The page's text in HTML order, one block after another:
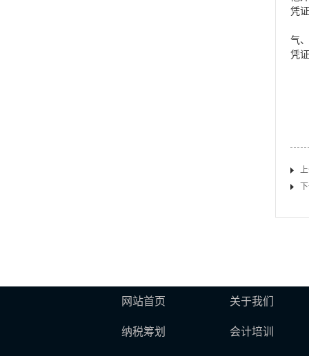
凭
气
凭
网站首页 关于我们
纳税筹划 会计培训